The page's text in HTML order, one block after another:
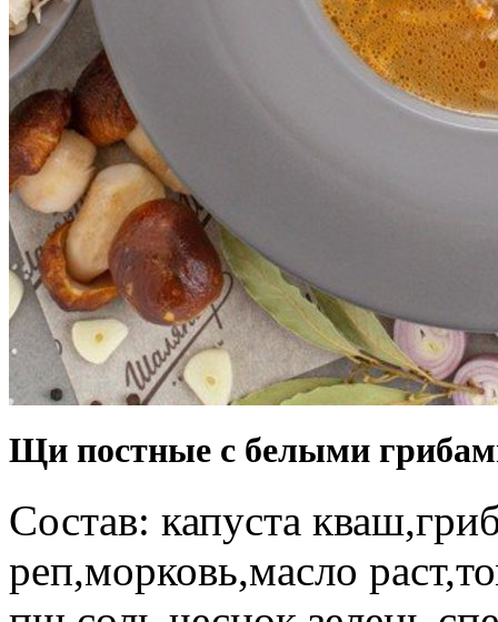
Щи постные с белыми
Состав: капуста
реп,морковь,масло